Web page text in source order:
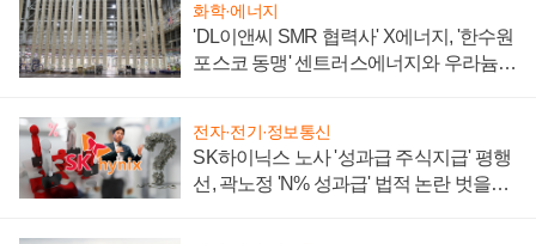
화학·에너지
'DL이앤씨 SMR 협력사' X에너지, '한수원
포스코 동맹' 센트러스에너지와 우라늄
전자·전기·정보통신
SK하이닉스 노사 '성과급 주식지급' 평행
선, 곽노정 'N% 성과급' 법적 논란 벗을지